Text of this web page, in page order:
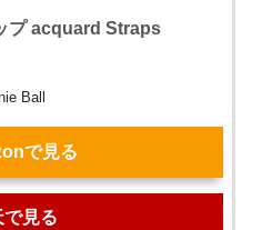
プ acquard Straps
Ball
で見る
で見る